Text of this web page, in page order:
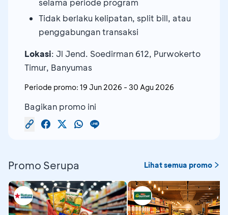
selama periode program
Tidak berlaku kelipatan, split bill, atau
penggabungan transaksi
Lokasi: Jl Jend. Soedirman 612, Purwokerto
Timur, Banyumas
Periode promo: 19 Jun 2026 - 30 Agu 2026
Bagikan promo ini
Promo Serupa Lihat semua promo